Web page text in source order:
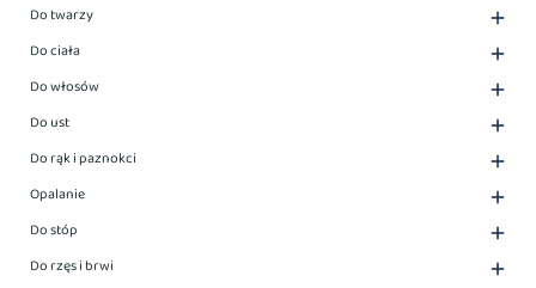
Do twarzy

Do ciała 
Do włosów 
Do ust 
Do rąk i paznokci 
Opalanie 
Do stóp 
Do rzęs i brwi 